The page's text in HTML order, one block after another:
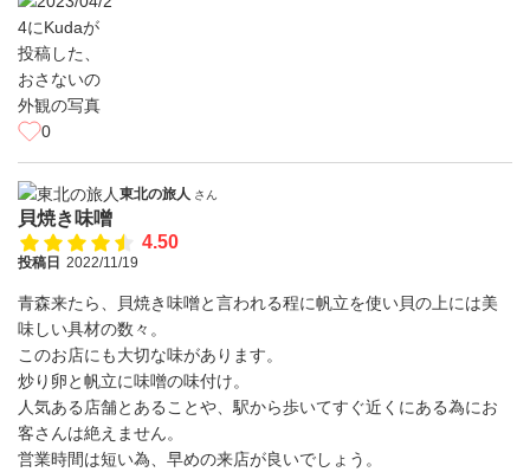
0
東北の旅人 さん
貝焼き味噌
4.50
投稿日 2022/11/19
青森来たら、貝焼き味噌と言われる程に帆立を使い貝の上には美
味しい具材の数々。
このお店にも大切な味があります。
炒り卵と帆立に味噌の味付け。
人気ある店舗とあることや、駅から歩いてすぐ近くにある為にお
客さんは絶えません。
営業時間は短い為、早めの来店が良いでしょう。